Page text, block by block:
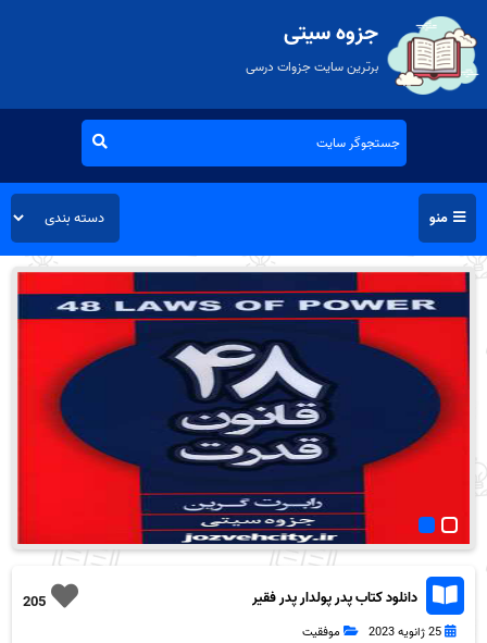
جزوه سیتی
برترین سایت جزوات درسی
منو
205 دانلود کتاب پدر پولدار پدر فقیر
25 ژانویه 2023 موفقیت